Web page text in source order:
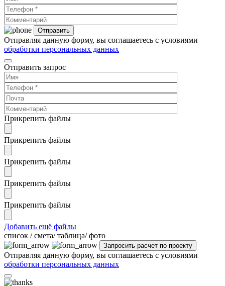
Отправляя данную форму, вы соглашаетесь с условиями
обработки персональных данных
Отправить запрос
Прикрепить файлы
Прикрепить файлы
Прикрепить файлы
Прикрепить файлы
Прикрепить файлы
Добавить ещё файлы
cписок / смета/ таблица/ фото
Отправляя данную форму, вы соглашаетесь с условиями
обработки персональных данных